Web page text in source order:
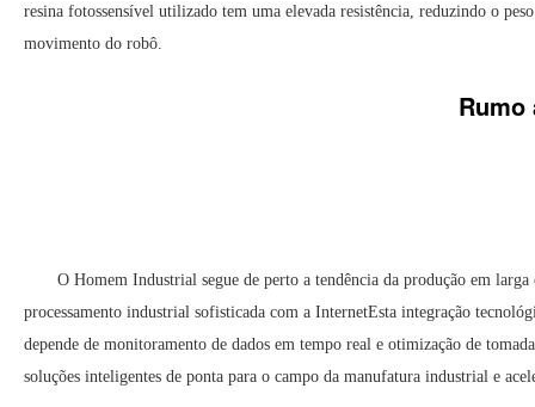
resina fotossensível utilizado tem uma elevada resistência, reduzindo o
movimento do robô.
O Homem Industrial segue de perto a tendência da produção em
processamento industrial sofisticada com a InternetEsta integração
depende de monitoramento de dados em tempo real e otimização de
soluções inteligentes de ponta para o campo da manufatura industrial e